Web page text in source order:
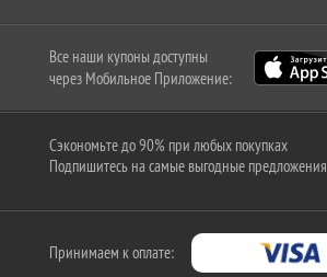
Все наши купоны доступны
через Мобильное Приложение:
Сэкономьте до 90% при любых покупках
Подпишитесь на самые выгодные предложения
Принимаем к оплате: